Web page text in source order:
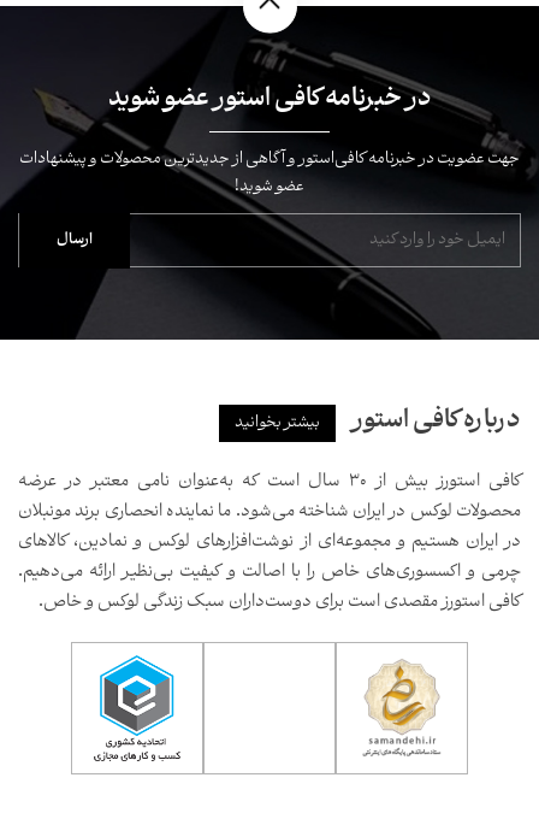
در خبرنامه کافی استور عضو شوید
جهت عضویت در خبرنامه کافی‌استور و آگاهی از جدیدترین محصولات و پیشنهادات
عضو شوید!
درباره کافی استور بیشتر بخوانید
کافی استورز بیش از ۳۰ سال است که به‌عنوان نامی معتبر در عرضه
محصولات لوکس در ایران شناخته می‌شود. ما نماینده انحصاری برند مونبلان
در ایران هستیم و مجموعه‌ای از نوشت‌افزارهای لوکس و نمادین، کالاهای
چرمی و اکسسوری‌های خاص را با اصالت و کیفیت بی‌نظیر ارائه می‌دهیم.
کافی استورز مقصدی است برای دوست‌داران سبک زندگی لوکس و خاص.